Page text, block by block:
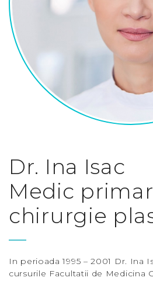
Dr. Ina Isac
Medic primar
chirurgie
In perioada1995 – 2001 Dr. Ina
cursurile Facultatii de Medicina